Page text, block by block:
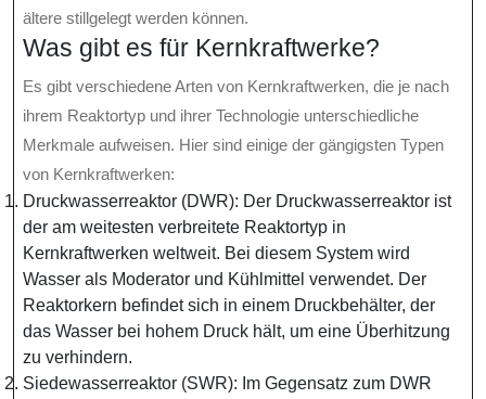
ältere stillgelegt werden können.
Was gibt es für Kernkraftwerke?
Es gibt verschiedene Arten von Kernkraftwerken, die je nach
ihrem Reaktortyp und ihrer Technologie unterschiedliche
Merkmale aufweisen. Hier sind einige der gängigsten Typen
von Kernkraftwerken:
Druckwasserreaktor (DWR): Der Druckwasserreaktor ist
der am weitesten verbreitete Reaktortyp in
Kernkraftwerken weltweit. Bei diesem System wird
Wasser als Moderator und Kühlmittel verwendet. Der
Reaktorkern befindet sich in einem Druckbehälter, der
das Wasser bei hohem Druck hält, um eine Überhitzung
zu verhindern.
Siedewasserreaktor (SWR): Im Gegensatz zum DWR